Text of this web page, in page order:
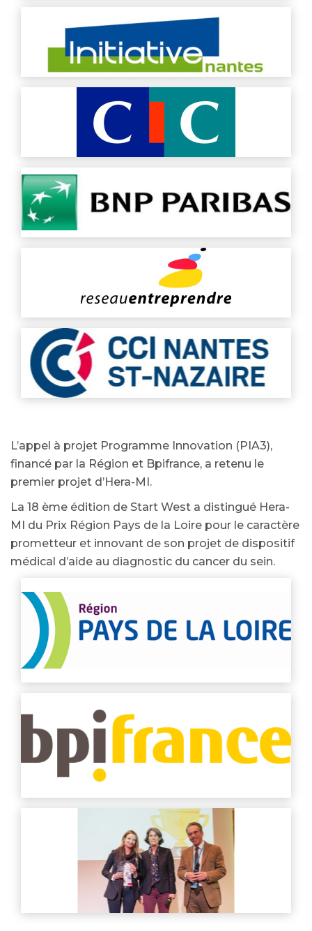
L’appel à projet Programme Innovation (PIA3),
financé par la Région et Bpifrance, a retenu le
premier projet d’Hera-MI.
La 18 ème édition de Start West a distingué Hera-
MI du Prix Région Pays de la Loire pour le caractère
prometteur et innovant de son projet de dispositif
médical d’aide au diagnostic du cancer du sein.